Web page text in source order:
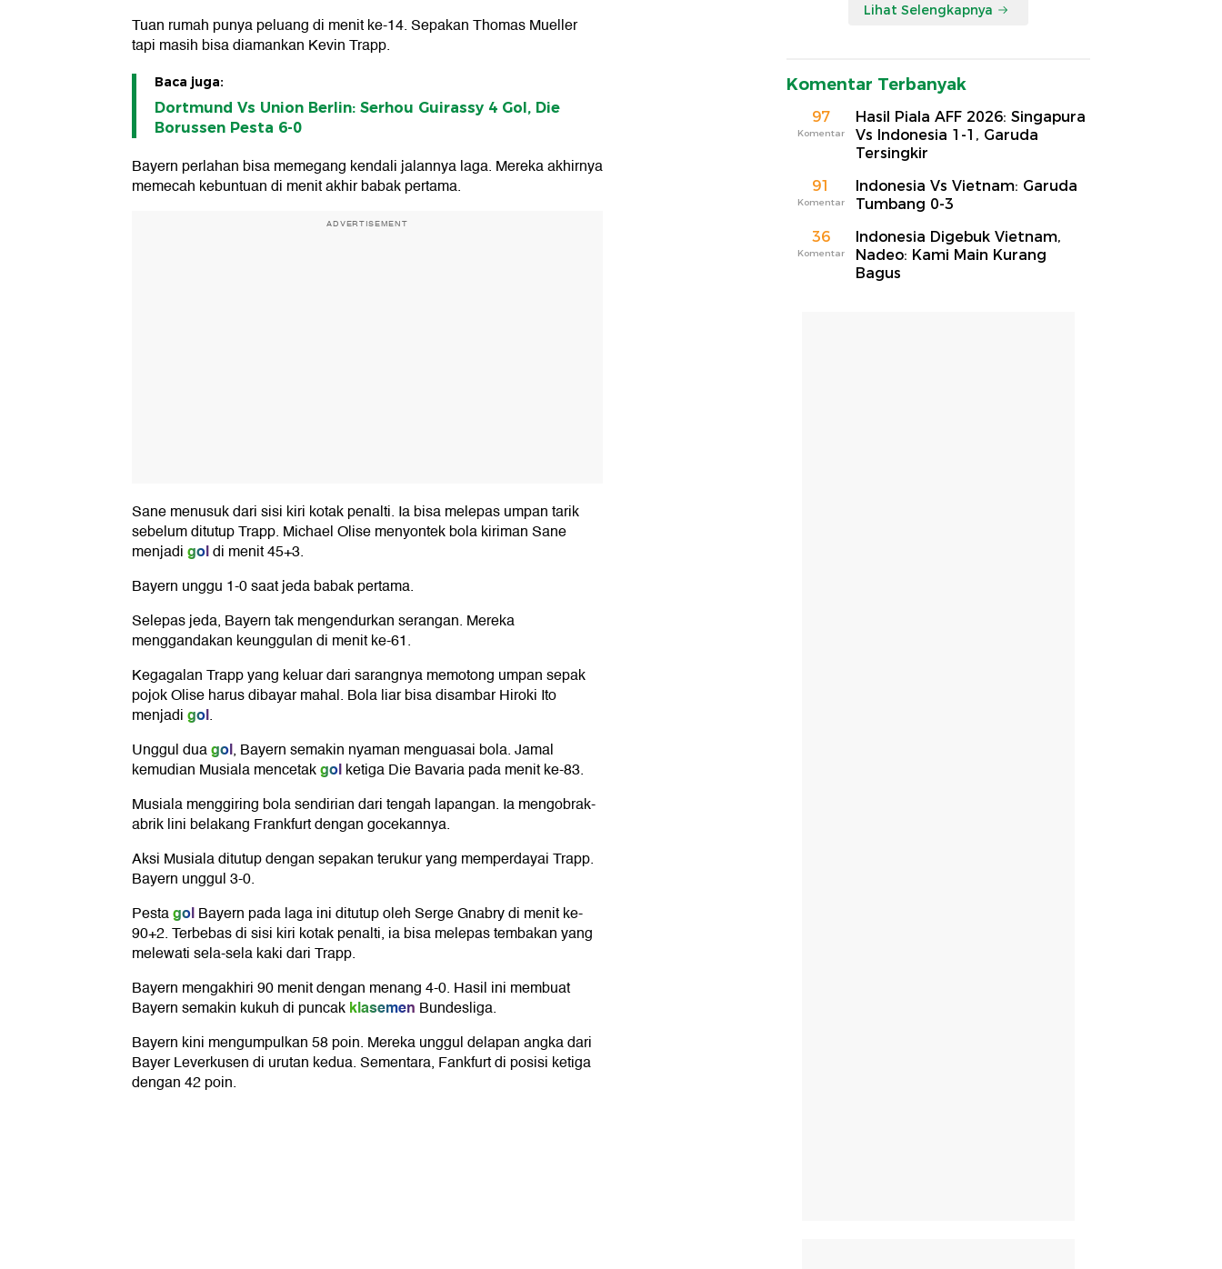
Tuan rumah punya peluang di menit ke-14. Sepakan Thomas Mueller
tapi masih bisa diamankan Kevin Trapp.
Baca juga:
Dortmund Vs Union Berlin: Serhou Guirassy 4 Gol, Die
Borussen Pesta 6-0
Bayern perlahan bisa memegang kendali jalannya laga. Mereka akhirnya
memecah kebuntuan di menit akhir babak pertama.
ADVERTISEMENT
Sane menusuk dari sisi kiri kotak penalti. Ia bisa melepas umpan tarik
sebelum ditutup Trapp. Michael Olise menyontek bola kiriman Sane
menjadigoldi menit 45+3.
Bayern unggu 1-0 saat jeda babak pertama.
Selepas jeda, Bayern tak mengendurkan serangan. Mereka
menggandakan keunggulan di menit ke-61.
Kegagalan Trapp yang keluar dari sarangnya memotong umpan sepak
pojok Olise harus dibayar mahal. Bola liar bisa disambar Hiroki Ito
menjadigol.
Unggul duagol, Bayern semakin nyaman menguasai bola. Jamal
kemudian Musiala mencetakgolketiga Die Bavaria pada menit ke-83.
Musiala menggiring bola sendirian dari tengah lapangan. Ia mengobrak-
abrik lini belakang Frankfurt dengan gocekannya.
Aksi Musiala ditutup dengan sepakan terukur yang memperdayai Trapp.
Bayern unggul 3-0.
PestagolBayern pada laga ini ditutup oleh Serge Gnabry di menit ke-
90+2. Terbebas di sisi kiri kotak penalti, ia bisa melepas tembakan yang
melewati sela-sela kaki dari Trapp.
Bayern mengakhiri 90 menit dengan menang 4-0. Hasil ini membuat
Bayern semakin kukuh di puncakklasemen Bundesliga.
Bayern kini mengumpulkan 58 poin. Mereka unggul delapan angka dari
Bayer Leverkusen di urutan kedua. Sementara, Fankfurt di posisi ketiga
dengan 42 poin.
Lihat Selengkapnya
Komentar Terbanyak
97
Komentar
Hasil Piala AFF 2026: Singapura
Vs Indonesia 1-1, Garuda
Tersingkir
91
Komentar
Indonesia Vs Vietnam: Garuda
Tumbang 0-3
36
Komentar
Indonesia Digebuk Vietnam,
Nadeo: Kami Main Kurang
Bagus